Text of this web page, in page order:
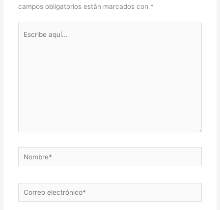
campos obligatorios están marcados con *
Nombre*
Correo
electrónico*